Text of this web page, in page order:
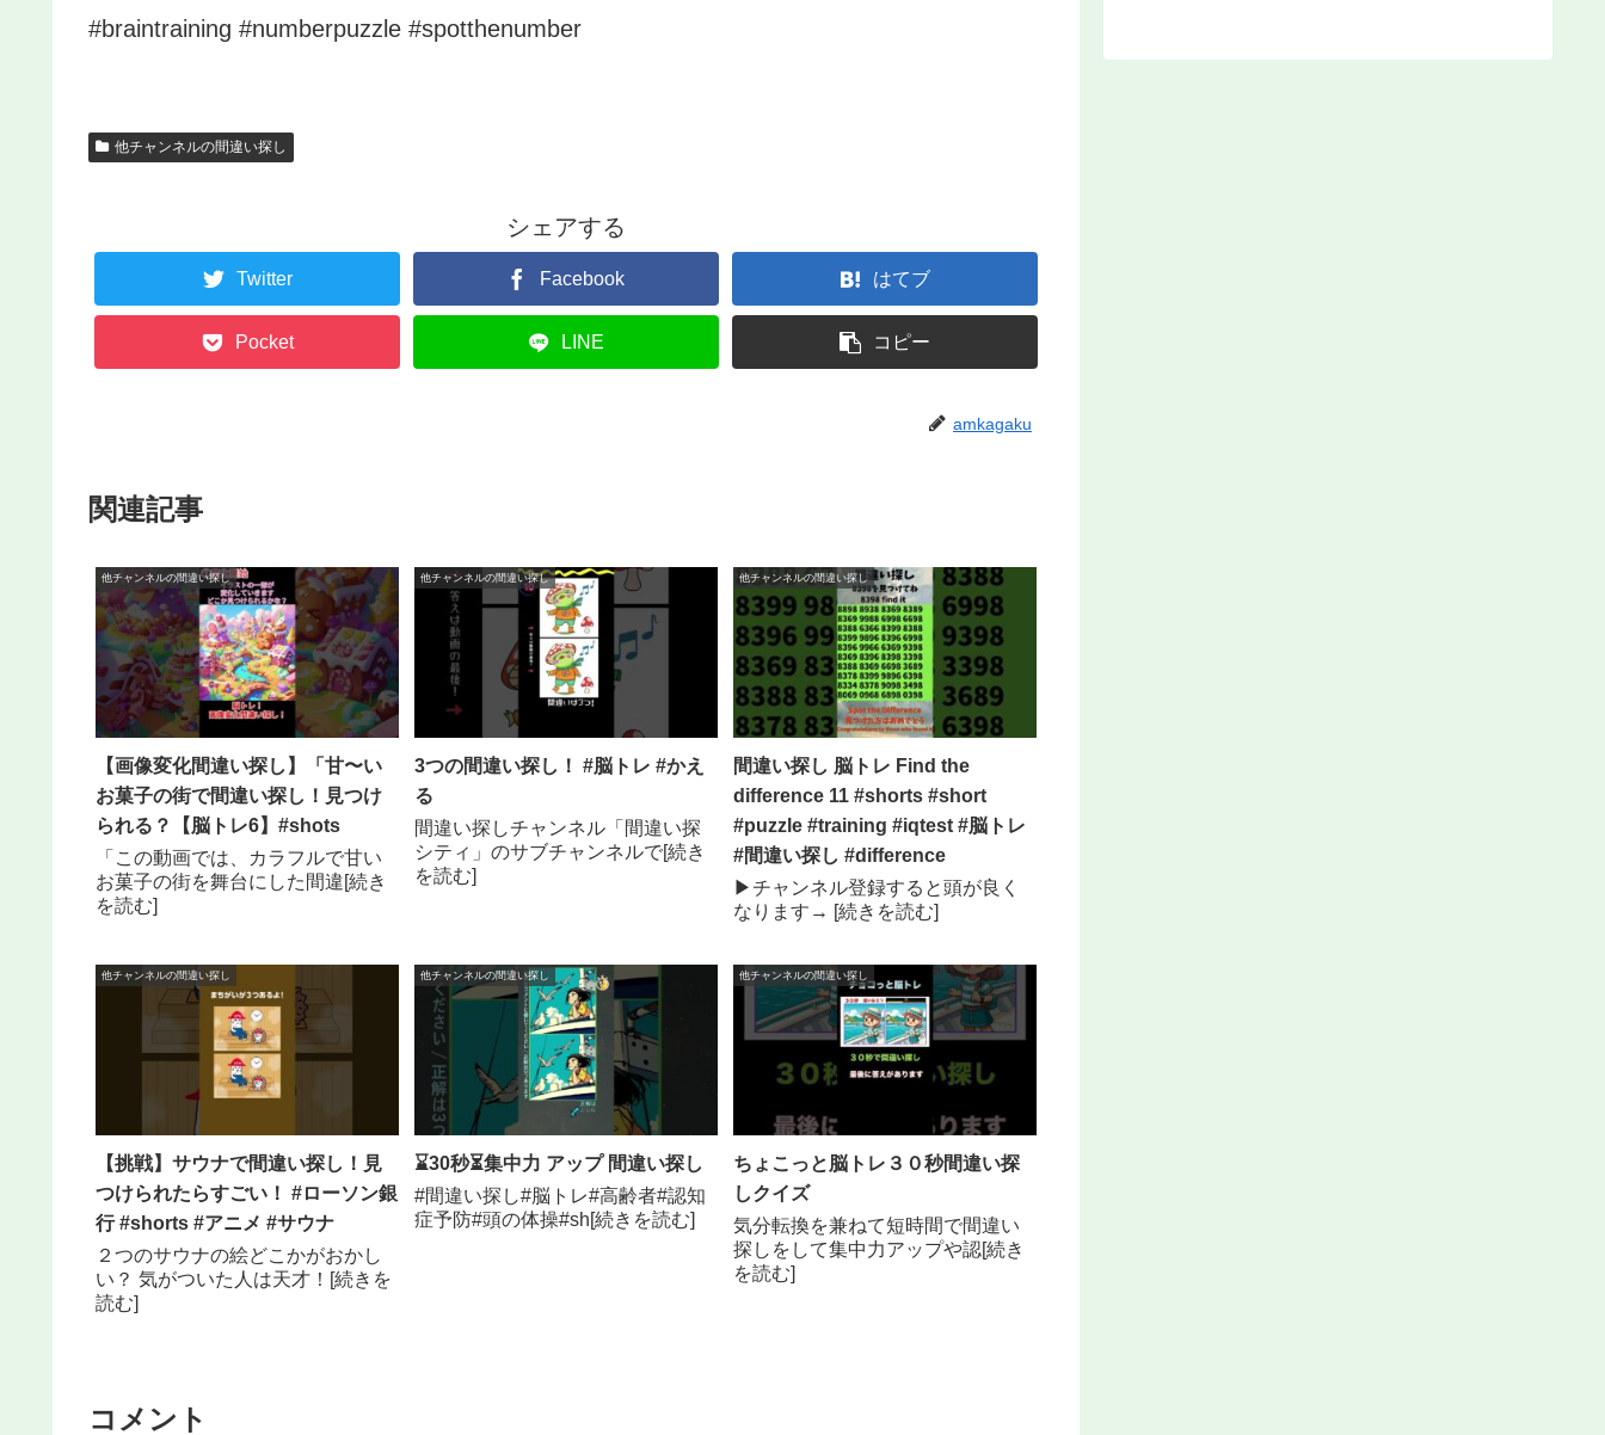
#braintraining #numberpuzzle #spotthenumber
他チャンネルの間違い探し
シェアする
Twitter Facebook はてブ
Pocket LINE コピー
amkagaku
関連記事
他チャンネルの間違い探し
【画像変化間違い探し】「甘〜い
お菓子の街で間違い探し！見つけ
られる？【脳トレ6】#shots
「この動画では、カラフルで甘い
お菓子の街を舞台にした間違[続き
を読む]
他チャンネルの間違い探し
3つの間違い探し！ #脳トレ #かえ
る
間違い探しチャンネル「間違い探
シティ」のサブチャンネルで[続き
を読む]
他チャンネルの間違い探し
間違い探し 脳トレ Find the
difference 11 #shorts #short
#puzzle #training #iqtest #脳トレ
#間違い探し #difference
▶チャンネル登録すると頭が良く
なります→ [続きを読む]
他チャンネルの間違い探し
【挑戦】サウナで間違い探し！見
つけられたらすごい！ #ローソン銀
行 #shorts #アニメ #サウナ
２つのサウナの絵どこかがおかし
い？ 気がついた人は天才！[続きを
読む]
他チャンネルの間違い探し
⌛30秒⏳集中力 アップ 間違い探し
#間違い探し#脳トレ#高齢者#認知
症予防#頭の体操#sh[続きを読む]
他チャンネルの間違い探し
ちょこっと脳トレ３０秒間違い探
しクイズ
気分転換を兼ねて短時間で間違い
探しをして集中力アップや認[続き
を読む]
コメント